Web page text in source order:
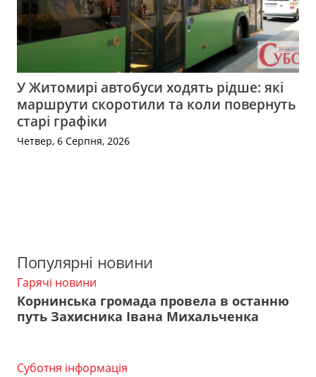
У Житомирі автобуси ходять рідше: які
маршрути скоротили та коли повернуть
старі графіки
Четвер, 6 Серпня, 2026
Популярні новини
Гарячі новини
Корнинська громада провела в останню
путь Захисника Івана Михальченка
Суботня інформація